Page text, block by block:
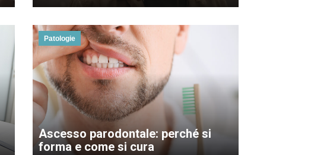
Patologie
Ascesso parodontale: perché si
forma e come si cura